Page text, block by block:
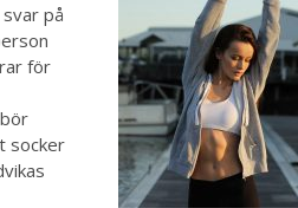
på
för
socker